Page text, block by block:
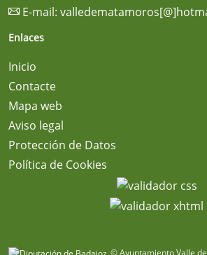
E-mail:
Enlaces
Inicio
Contacte
Mapa web
Aviso legal
Protección de Datos
Política de Cookies